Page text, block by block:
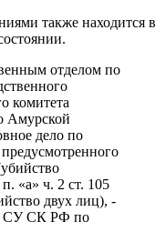
также находится в
отделом по
комитета
Амурской
дело по
«а» ч. 2 ст. 105
двух лиц), -
СУ СК РФ по